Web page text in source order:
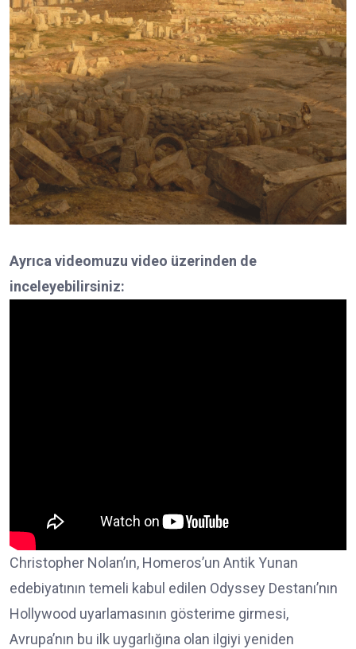
Ayrıca videomuzu video üzerinden de
inceleyebilirsiniz:
Christopher Nolan’ın, Homeros’un Antik Yunan
edebiyatının temeli kabul edilen Odyssey Destanı’nın
Hollywood uyarlamasının gösterime girmesi,
Avrupa’nın bu ilk uygarlığına olan ilgiyi yeniden